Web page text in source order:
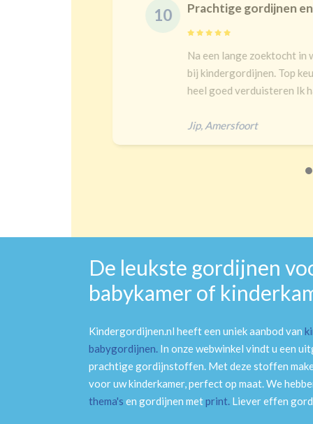
10 Prachtige gordijnen
Na een lange zoektocht in
bij kindergordijnen. Top
heel goed verduisteren Ik
Jip,Amersfoort
De leukste gordijnen
babykamer of
Kindergordijnen.nl heeft een uniek aanbod van
babygordijnen. In onze webwinkel vindt u een
prachtige gordijnstoffen. Met deze stoffen
voor uw kinderkamer, perfect op maat. We
thema's en gordijnen metprint. Liever effen